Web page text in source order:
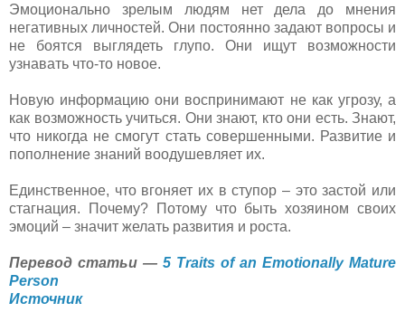
Эмоционально зрелым людям нет дела до мнения
негативных личностей. Они постоянно задают вопросы и
не боятся выглядеть глупо. Они ищут возможности
узнавать что-то новое.
Новую информацию они воспринимают не как угрозу, а
как возможность учиться. Они знают, кто они есть. Знают,
что никогда не смогут стать совершенными. Развитие и
пополнение знаний воодушевляет их.
Единственное, что вгоняет их в ступор – это застой или
стагнация. Почему? Потому что быть хозяином своих
эмоций – значит желать развития и роста.
Перевод статьи — 5 Traits of an Emotionally Mature
Person
Источник